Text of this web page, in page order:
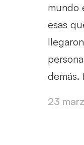
mundo
esas
demás.
23